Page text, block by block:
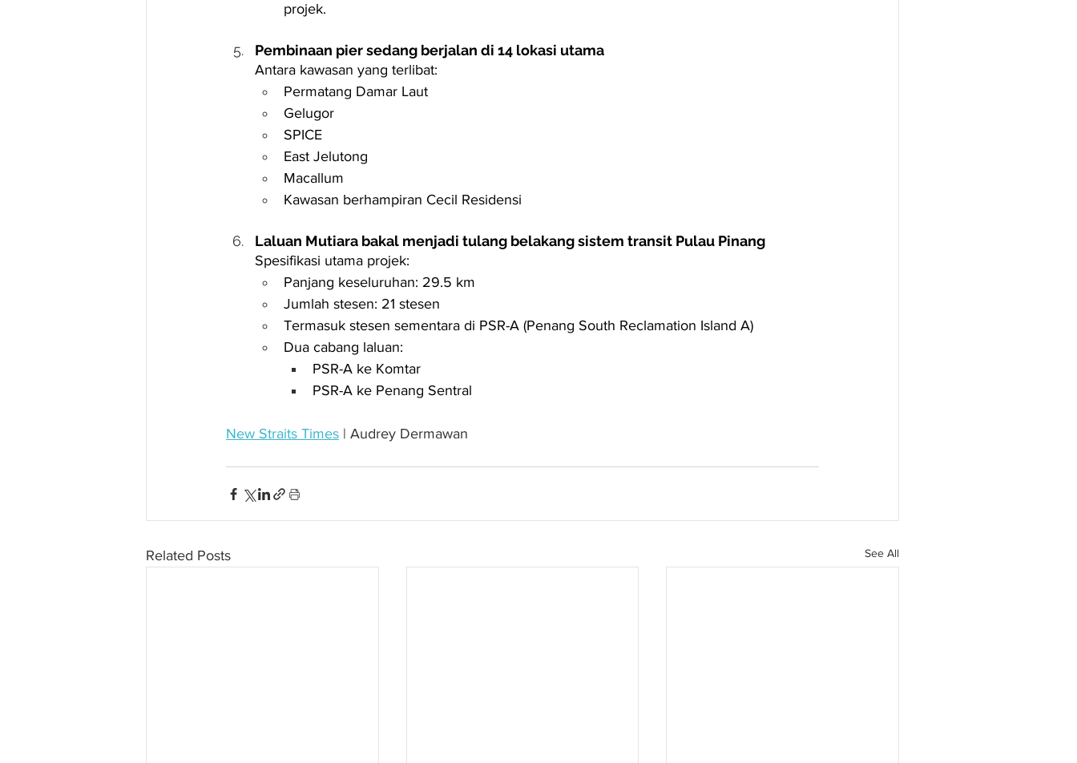
projek.
Pembinaan pier sedang berjalan di 14 lokasi utama
Antara kawasan yang terlibat:
Permatang Damar Laut
Gelugor
SPICE
East Jelutong
Macallum
Kawasan berhampiran Cecil Residensi
Laluan Mutiara bakal menjadi tulang belakang sistem transit Pulau Pinang
Spesifikasi utama projek:
Panjang keseluruhan: 29.5 km
Jumlah stesen: 21 stesen
Termasuk stesen sementara di PSR-A (Penang South Reclamation Island A)
Dua cabang laluan:
PSR-A ke Komtar
PSR-A ke Penang Sentral
New Straits Times | Audrey Dermawan
Related Posts See All